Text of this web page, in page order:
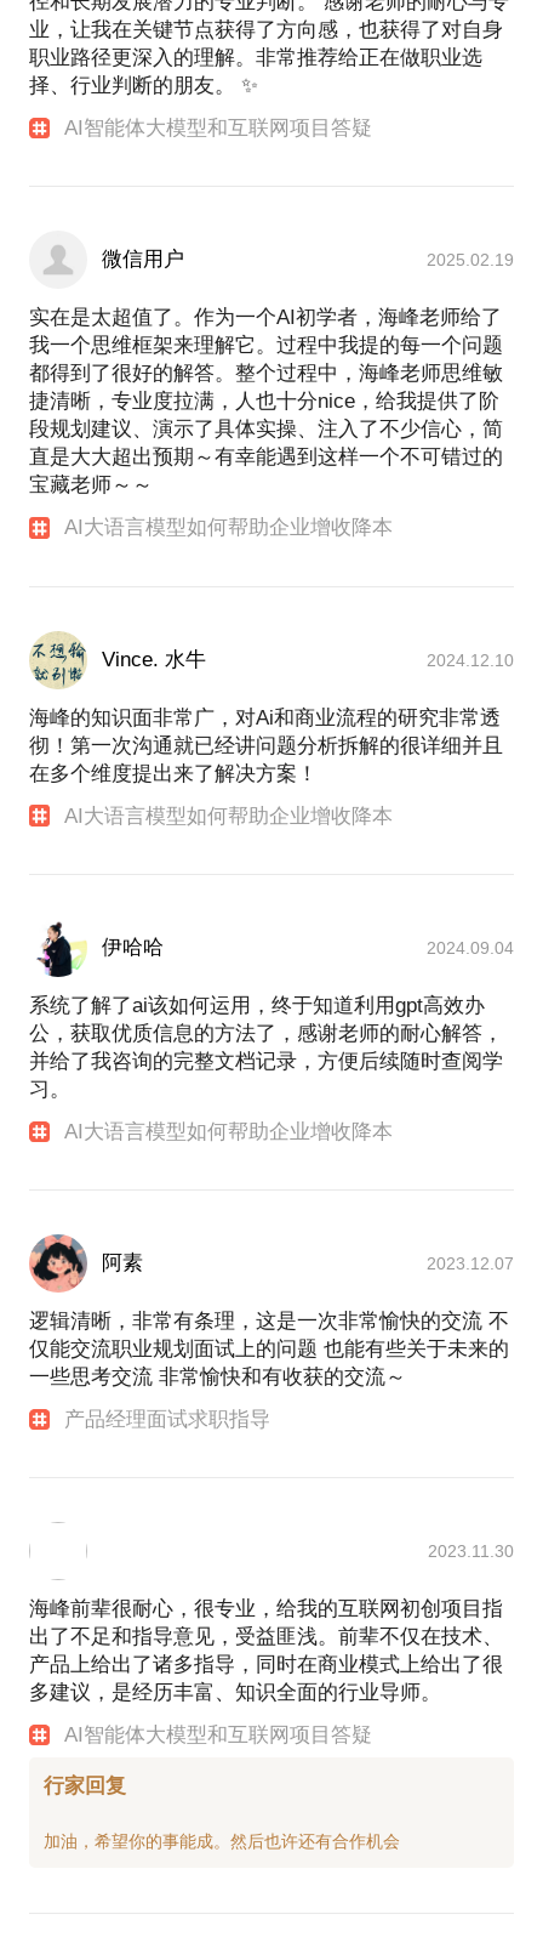
业，让我在关键节点获得了方向感，也获得了对自身
职业路径更深入的理解。非常推荐给正在做职业选
择、行业判断的朋友。 ✨
AI智能体大模型和互联网项目答疑
微信用户 2025.02.19
实在是太超值了。作为一个AI初学者，海峰老师给了
我一个思维框架来理解它。过程中我提的每一个问题
都得到了很好的解答。整个过程中，海峰老师思维敏
捷清晰，专业度拉满，人也十分nice，给我提供了阶
段规划建议、演示了具体实操、注入了不少信心，简
直是大大超出预期～有幸能遇到这样一个不可错过的
宝藏老师～～
AI大语言模型如何帮助企业增收降本
Vince. 水牛 2024.12.10
海峰的知识面非常广，对Ai和商业流程的研究非常透
彻！第一次沟通就已经讲问题分析拆解的很详细并且
在多个维度提出来了解决方案！
AI大语言模型如何帮助企业增收降本
伊哈哈 2024.09.04
系统了解了ai该如何运用，终于知道利用gpt高效办
公，获取优质信息的方法了，感谢老师的耐心解答，
并给了我咨询的完整文档记录，方便后续随时查阅学
习。
AI大语言模型如何帮助企业增收降本
阿素 2023.12.07
逻辑清晰，非常有条理，这是一次非常愉快的交流 不
仅能交流职业规划面试上的问题 也能有些关于未来的
一些思考交流 非常愉快和有收获的交流～
产品经理面试求职指导
2023.11.30
海峰前辈很耐心，很专业，给我的互联网初创项目指
出了不足和指导意见，受益匪浅。前辈不仅在技术、
产品上给出了诸多指导，同时在商业模式上给出了很
多建议，是经历丰富、知识全面的行业导师。
AI智能体大模型和互联网项目答疑
行家回复